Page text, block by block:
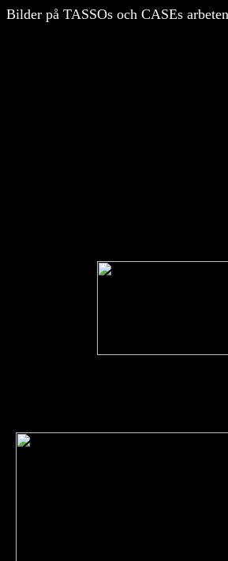
Bilder på TASSOs och CASEs